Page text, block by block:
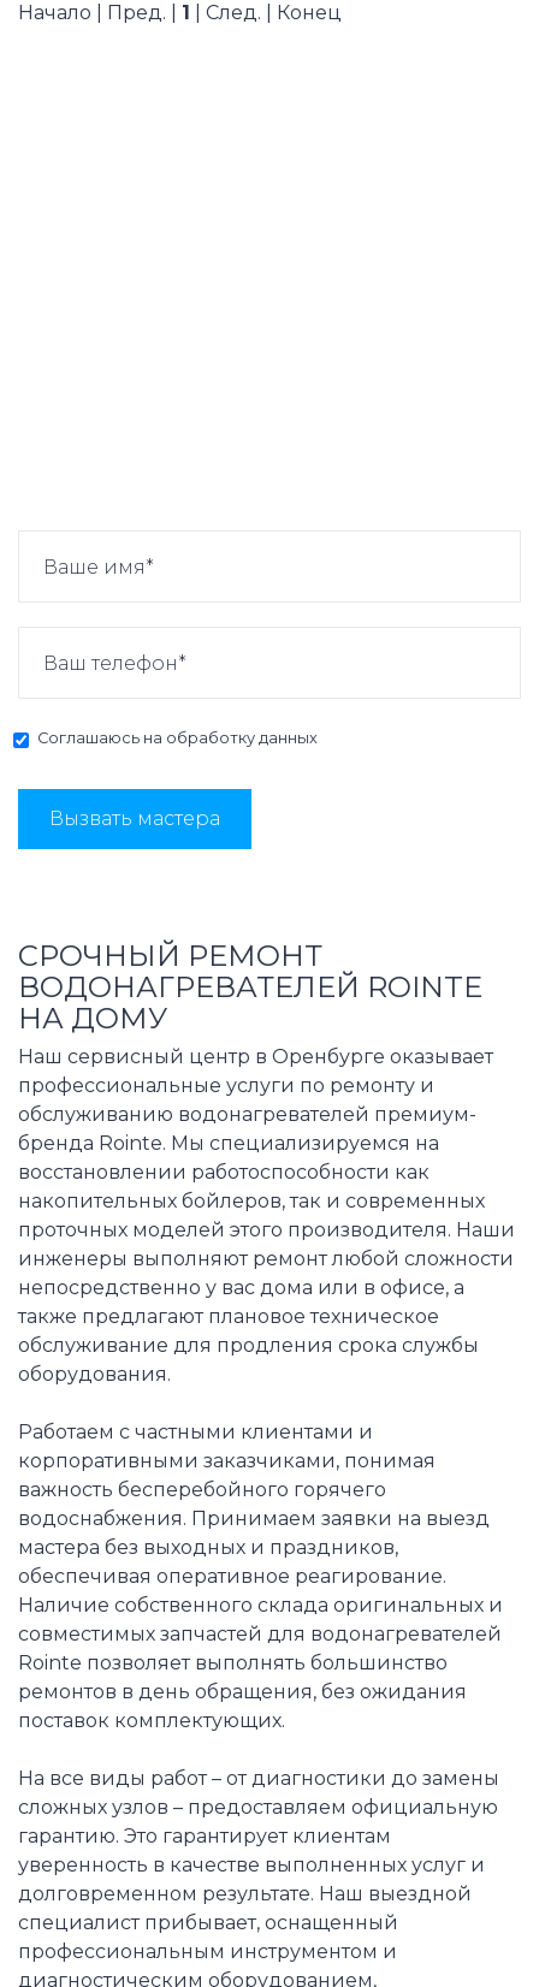
Начало | Пред. | 1 | След. | Конец
Соглашаюсь на обработку данных
Вызвать мастера
СРОЧНЫЙ РЕМОНТ
ВОДОНАГРЕВАТЕЛЕЙ ROINTE
НА ДОМУ
Наш сервисный центр в Оренбурге оказывает
профессиональные услуги по ремонту и
обслуживанию водонагревателей премиум-
бренда Rointe. Мы специализируемся на
восстановлении работоспособности как
накопительных бойлеров, так и современных
проточных моделей этого производителя. Наши
инженеры выполняют ремонт любой сложности
непосредственно у вас дома или в офисе, а
также предлагают плановое техническое
обслуживание для продления срока службы
оборудования.
Работаем с частными клиентами и
корпоративными заказчиками, понимая
важность бесперебойного горячего
водоснабжения. Принимаем заявки на выезд
мастера без выходных и праздников,
обеспечивая оперативное реагирование.
Наличие собственного склада оригинальных и
совместимых запчастей для водонагревателей
Rointe позволяет выполнять большинство
ремонтов в день обращения, без ожидания
поставок комплектующих.
На все виды работ – от диагностики до замены
сложных узлов – предоставляем официальную
гарантию. Это гарантирует клиентам
уверенность в качестве выполненных услуг и
долговременном результате. Наш выездной
специалист прибывает, оснащенный
профессиональным инструментом и
диагностическим оборудованием,